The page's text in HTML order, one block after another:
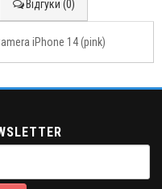
Відгуки (0)
iPhone 14 (pink)